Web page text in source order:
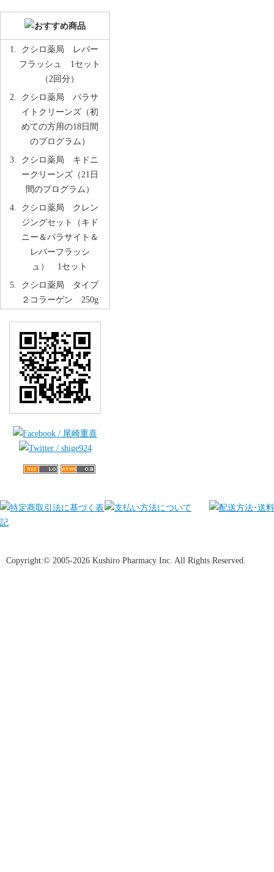
クシロ薬局 レバー
フラッシュ 1セット
（2回分）
クシロ薬局 パラサ
イトクリーンズ（初
めての方用の18日間
のプログラム）
クシロ薬局 キドニ
ークリーンズ（21日
間のプログラム）
クシロ薬局 クレン
ジングセット（キド
ニー＆パラサイト＆
レバーフラッシ
ュ） 1セット
クシロ薬局 タイプ
２コラーゲン 250g
Copyright:© 2005-2026 Kushiro Pharmacy Inc. All Rights Reserved.